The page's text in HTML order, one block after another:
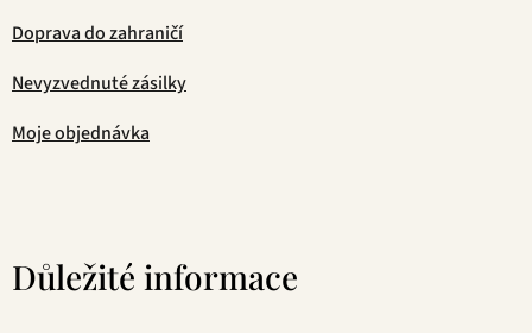
Doprava do zahraničí
Nevyzvednuté zásilky
Moje objednávka
Důležité informace